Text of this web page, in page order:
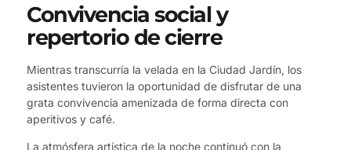
Convivencia social y
repertorio de cierre
Mientras transcurría la velada en la Ciudad Jardín, los
asistentes tuvieron la oportunidad de disfrutar de una
grata convivencia amenizada de forma directa con
aperitivos y café.
La atmósfera artística de la noche continuó con la